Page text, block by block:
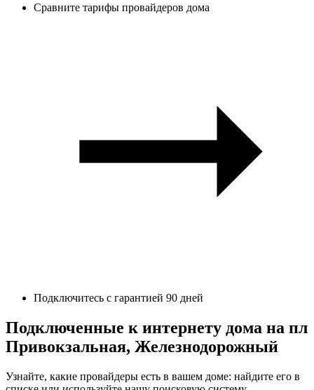
Сравните тарифы провайдеров дома
Подключитесь с гарантией 90 дней
Подключенные к интернету дома на пл
Привокзальная, Железнодорожный
Узнайте, какие провайдеры есть в вашем доме: найдите его в